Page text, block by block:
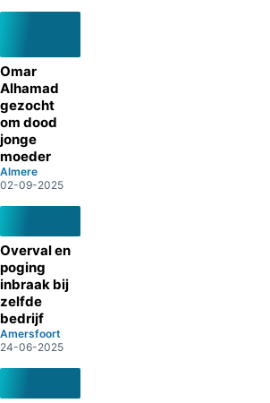
Omar
Alhamad
gezocht
om dood
jonge
moeder
Almere
02-09-2025
Overval en
poging
inbraak bij
zelfde
bedrijf
Amersfoort
24-06-2025